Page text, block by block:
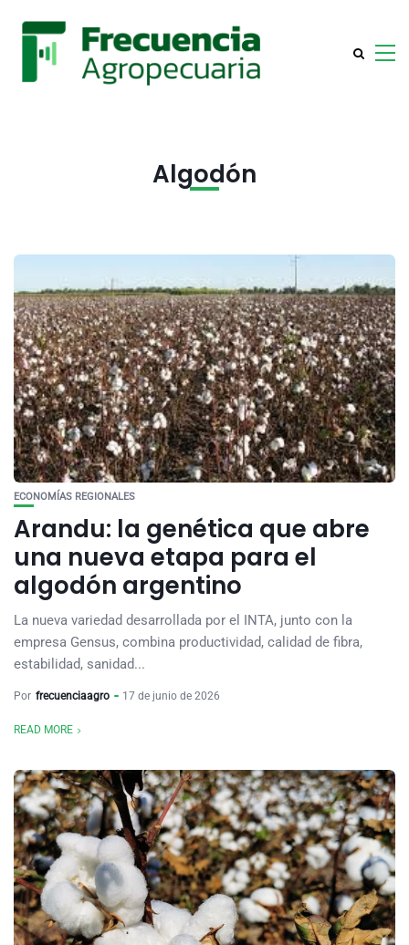
Algodón
ECONOMÍAS REGIONALES
Arandu: la genética que abre
una nueva etapa para el
algodón argentino
La nueva variedad desarrollada por el INTA, junto con la
empresa Gensus, combina productividad, calidad de fibra,
estabilidad, sanidad...
Por frecuenciaagro 17 de junio de 2026
READ MORE